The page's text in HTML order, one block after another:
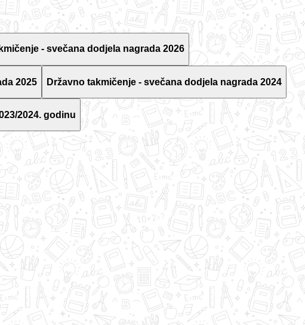
- svečana dodjela nagrada 2026
2025 Državno takmičenje - svečana dodjela nagrada 2024
2024. godinu